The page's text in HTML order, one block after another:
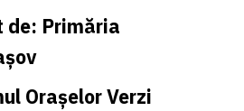
Primăria
Orașelor Verzi